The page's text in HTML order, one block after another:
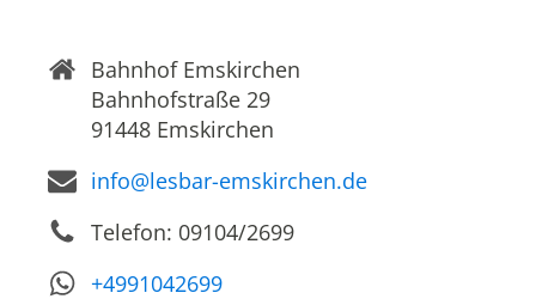
Bahnhof Emskirchen
Bahnhofstraße 29
91448 Emskirchen
info@lesbar-emskirchen.de
Telefon: 09104/2699
+4991042699